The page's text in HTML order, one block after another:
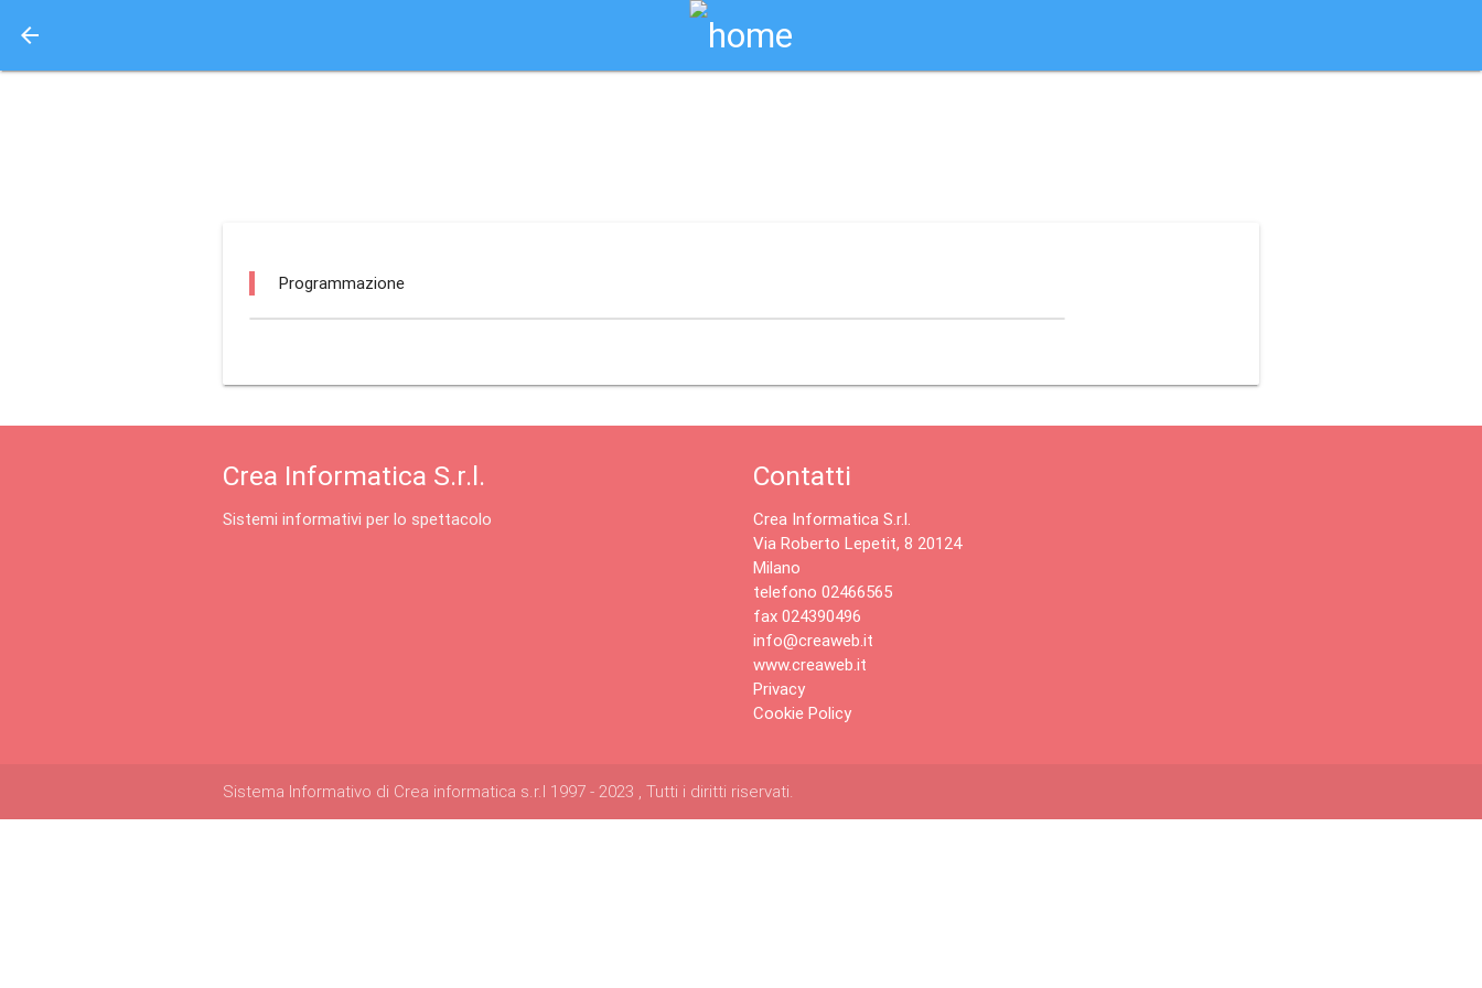
arrow_back
Programmazione
Crea Informatica S.r.l.
Sistemi informativi per lo spettacolo
Contatti
Crea Informatica S.r.l.
Via Roberto Lepetit, 8 20124
Milano
telefono 02466565
fax 024390496
info@creaweb.it
www.creaweb.it
Privacy
Cookie Policy
Sistema Informativo di Crea informatica s.r.l 1997 - 2023 , Tutti i diritti riservati.